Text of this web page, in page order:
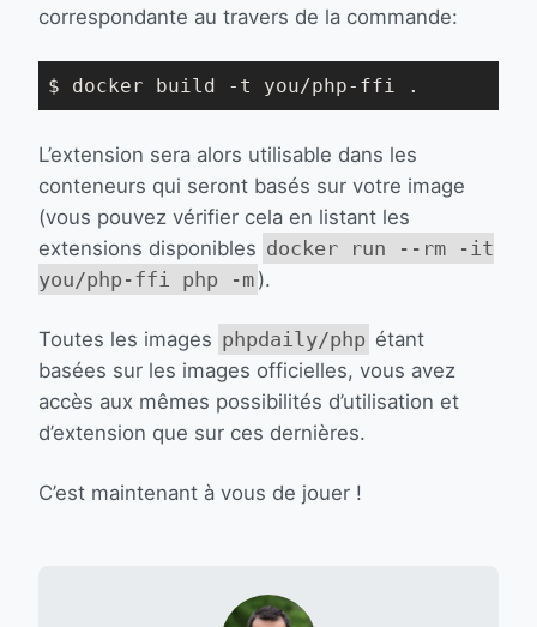
correspondante au travers de la commande:
$ docker build -t you/php-ffi .
L’extension sera alors utilisable dans les
conteneurs qui seront basés sur votre image
(vous pouvez vérifier cela en listant les
extensions disponibles docker run --rm -it
you/php-ffi php -m ).
Toutes les images phpdaily/php étant
basées sur les images officielles, vous avez
accès aux mêmes possibilités d’utilisation et
d’extension que sur ces dernières.
C’est maintenant à vous de jouer !